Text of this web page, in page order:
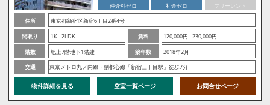
仲介料ゼロ
礼金ゼロ
フリーレント
住所
東京都新宿区新宿6丁目2番4号
間取り
1K - 2LDK 賃料
120,000円 - 230,000円
階数
地上7階地下1階建 築年数
2018年2月
交通
東京メトロ丸ノ内線・副都心線「新宿三丁目駅」徒歩7分
物件詳細を見る 空室一覧ページ お問合せページ